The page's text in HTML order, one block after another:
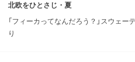
北欧をひとさじ・夏
「フィーカってなんだろう？」スウェー
り